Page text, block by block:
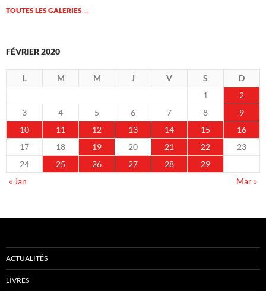
TOUTES LES GALERIES →
FÉVRIER 2020
L M M J V S
D
1
2
3
4 5 6 7 8
9
10
11 12 13 14 15
16
17
18 19 20 21 22
23
24
25 26 27 28
29
« Jan
Mar »
ACTUALITÉS
LIVRES